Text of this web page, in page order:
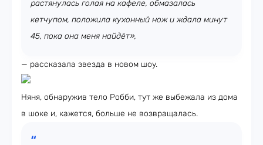
растянулась голая на кафеле, обмазалась
кетчупом, положила кухонный нож и ждала минут
45, пока она меня найдёт»,
— рассказала звезда в новом шоу.
Няня, обнаружив тело Робби, тут же выбежала из дома
в шоке и, кажется, больше не возвращалась.